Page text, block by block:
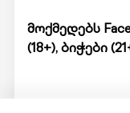
მოქმედებს
(18+), ბიჭები